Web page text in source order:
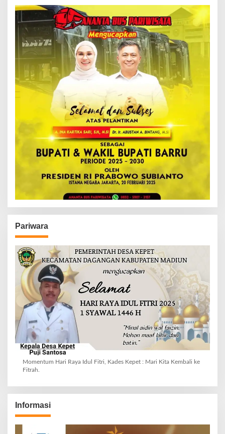
Pariwara
Momentum Hari Raya Idul Fitri, Kades Kepet : Mari Kita Kembali ke
Fitrah.
Informasi